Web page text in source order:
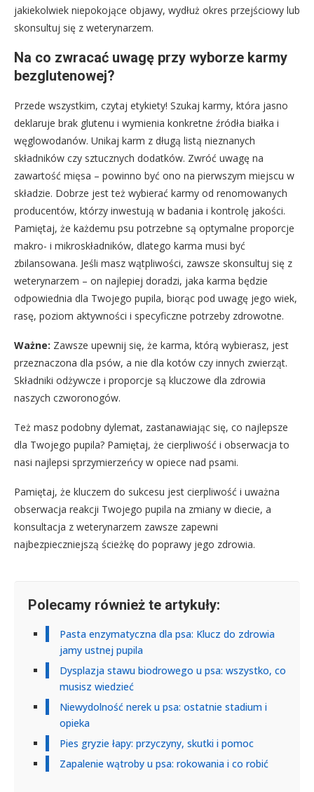
jakiekolwiek niepokojące objawy, wydłuż okres przejściowy lub
skonsultuj się z weterynarzem.
Na co zwracać uwagę przy wyborze karmy
bezglutenowej?
Przede wszystkim, czytaj etykiety! Szukaj karmy, która jasno
deklaruje brak glutenu i wymienia konkretne źródła białka i
węglowodanów. Unikaj karm z długą listą nieznanych
składników czy sztucznych dodatków. Zwróć uwagę na
zawartość mięsa – powinno być ono na pierwszym miejscu w
składzie. Dobrze jest też wybierać karmy od renomowanych
producentów, którzy inwestują w badania i kontrolę jakości.
Pamiętaj, że każdemu psu potrzebne są optymalne proporcje
makro- i mikroskładników, dlatego karma musi być
zbilansowana. Jeśli masz wątpliwości, zawsze skonsultuj się z
weterynarzem – on najlepiej doradzi, jaka karma będzie
odpowiednia dla Twojego pupila, biorąc pod uwagę jego wiek,
rasę, poziom aktywności i specyficzne potrzeby zdrowotne.
Ważne: Zawsze upewnij się, że karma, którą wybierasz, jest
przeznaczona dla psów, a nie dla kotów czy innych zwierząt.
Składniki odżywcze i proporcje są kluczowe dla zdrowia
naszych czworonogów.
Też masz podobny dylemat, zastanawiając się, co najlepsze
dla Twojego pupila? Pamiętaj, że cierpliwość i obserwacja to
nasi najlepsi sprzymierzeńcy w opiece nad psami.
Pamiętaj, że kluczem do sukcesu jest cierpliwość i uważna
obserwacja reakcji Twojego pupila na zmiany w diecie, a
konsultacja z weterynarzem zawsze zapewni
najbezpieczniejszą ścieżkę do poprawy jego zdrowia.
Polecamy również te artykuły:
Pasta enzymatyczna dla psa: Klucz do zdrowia
jamy ustnej pupila
Dysplazja stawu biodrowego u psa: wszystko, co
musisz wiedzieć
Niewydolność nerek u psa: ostatnie stadium i
opieka
Pies gryzie łapy: przyczyny, skutki i pomoc
Zapalenie wątroby u psa: rokowania i co robić